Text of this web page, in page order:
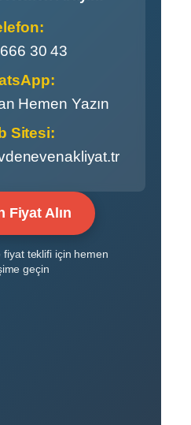
30 43
Hemen Yazın
Sitesi:
Fiyat Alın
fiyat teklifi için hemen
geçin